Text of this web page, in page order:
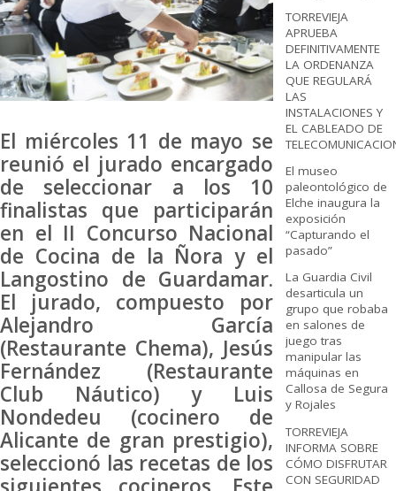
El miércoles 11 de mayo se
reunió el jurado encargado
de seleccionar a los 10
finalistas que participarán
en el II Concurso Nacional
de Cocina de la Ñora y el
Langostino de Guardamar.
El jurado, compuesto por
Alejandro García
(Restaurante Chema), Jesús
Fernández (Restaurante
Club Náutico) y Luis
Nondedeu (cocinero de
Alicante de gran prestigio),
seleccionó las recetas de los
TORREVIEJA
APRUEBA
DEFINITIVAMENTE
LA ORDENANZA
QUE REGULARÁ
LAS
INSTALACIONES Y
EL CABLEADO DE
El museo
paleontológico de
Elche inaugura la
exposición
“Capturando el
pasado”
La Guardia Civil
desarticula un
grupo que robaba
en salones de
juego tras
manipular las
máquinas en
Callosa de Segura
y Rojales
TORREVIEJA
INFORMA SOBRE
CÓMO DISFRUTAR
CON SEGURIDAD